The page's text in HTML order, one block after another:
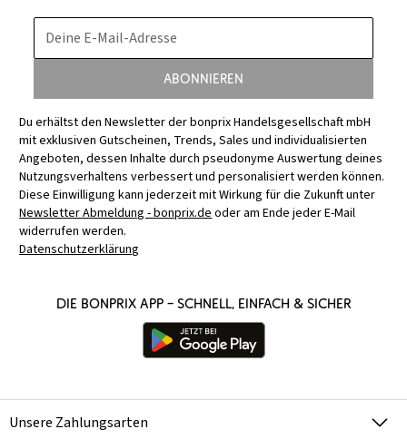
Deine E-Mail-Adresse
Abonnieren
Du erhältst den Newsletter der bonprix Handelsgesellschaft mbH
mit exklusiven Gutscheinen, Trends, Sales und individualisierten
Angeboten, dessen Inhalte durch pseudonyme Auswertung deines
Nutzungsverhaltens verbessert und personalisiert werden können.
Diese Einwilligung kann jederzeit mit Wirkung für die Zukunft unter
Newsletter Abmeldung - bonprix.deoder am Ende jeder E-Mail
widerrufen werden.
Datenschutzerklärung
Die bonprix App – schnell, einfach & sicher
Unsere Zahlungsarten